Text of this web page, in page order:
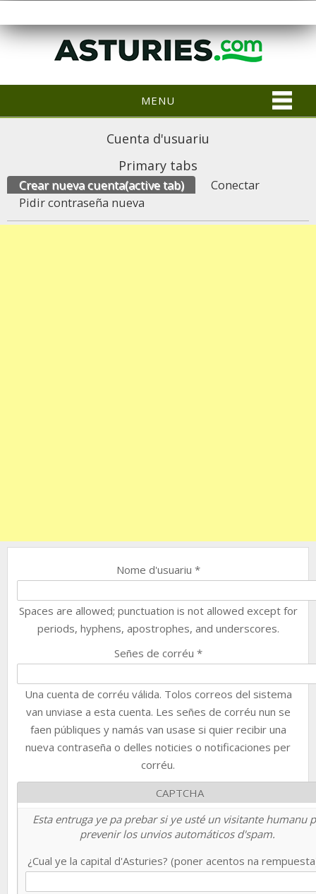
MENU
Cuenta d'usuariu
Primary tabs
Crear nueva cuenta(active tab)
Conectar
Pidir contraseña nueva
Nome d'usuariu *
Spaces are allowed; punctuation is not allowed except for
periods, hyphens, apostrophes, and underscores.
Señes de corréu *
Una cuenta de corréu válida. Tolos correos del sistema
van unviase a esta cuenta. Les señes de corréu nun se
faen públiques y namás van usase si quier recibir una
nueva contraseña o delles noticies o notificaciones per
corréu.
CAPTCHA
Esta entruga ye pa prebar si ye usté un visitante humanu
prevenir los unvios automáticos d'spam.
¿Cual ye la capital d'Asturies? (poner acentos na